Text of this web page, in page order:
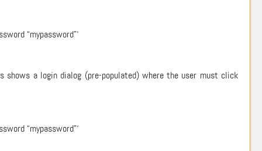
“mypassword”‘
shows a login dialog (pre-populated) where the user must click
“mypassword”‘